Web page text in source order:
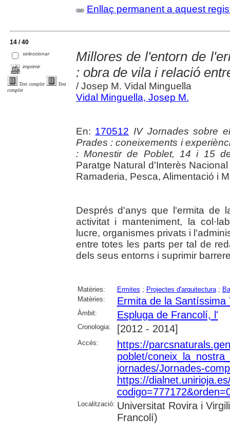
Enllaç permanent a aquest
14 / 40
seleccionar
imprimir
Text complet
Text
complet
Millores de l'entorn de
: obra de vila i relació
/ Josep M. Vidal Minguella
Vidal Minguella, Josep M.
En: 170512 IV Jornades sobre
Prades : coneixements i
: Monestir de Poblet, 14 i 15
Paratge Natural d'Interès
Ramaderia, Pesca, Alimentació i
Després d'anys que l'ermita de
activitat i manteniment, la
lucre, organismes privats i
entre totes les parts per tal de
dels seus entorns i suprimir
Matèries: Ermites ; Projectes d'arquitectura;
Matèries:
Ermita de la Santíssima
Àmbit: Espluga de Francolí, l'
Cronologia: [2012 - 2014]
Accés:
https://
poblet/
jornades/Jornades-
https://
Localització: Universitat Rovira i
Francolí)